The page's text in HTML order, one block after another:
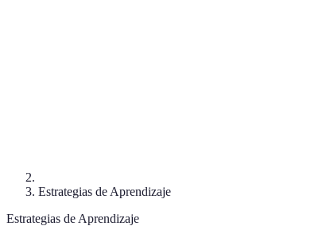
Estrategias de Aprendizaje
Estrategias de Aprendizaje